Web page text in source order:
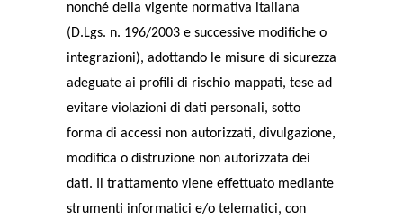
nonché della vigente normativa italiana
(D.Lgs. n. 196/2003 e successive modifiche o
integrazioni), adottando le misure di sicurezza
adeguate ai profili di rischio mappati, tese ad
evitare violazioni di dati personali, sotto
forma di accessi non autorizzati, divulgazione,
modifica o distruzione non autorizzata dei
dati. Il trattamento viene effettuato mediante
strumenti informatici e/o telematici, con